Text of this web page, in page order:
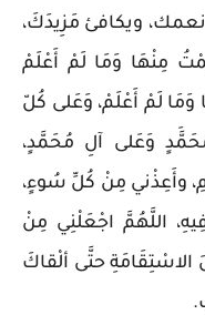
ويكافئ مَزِيدَكَ،
مِنْهَا وَمَا لَمْ أَعْلَمْ
لَمْ أَعْلَمْ، وَعَلى كُلّ
وَعَلى آلِ مُحَمَّدٍ،
وأَعِذْني مِنْ كُلِّ سُوءٍ،
اللَّهُمَّ اجْعَلْنِي مِنْ
حتَّى ألْقاكَ